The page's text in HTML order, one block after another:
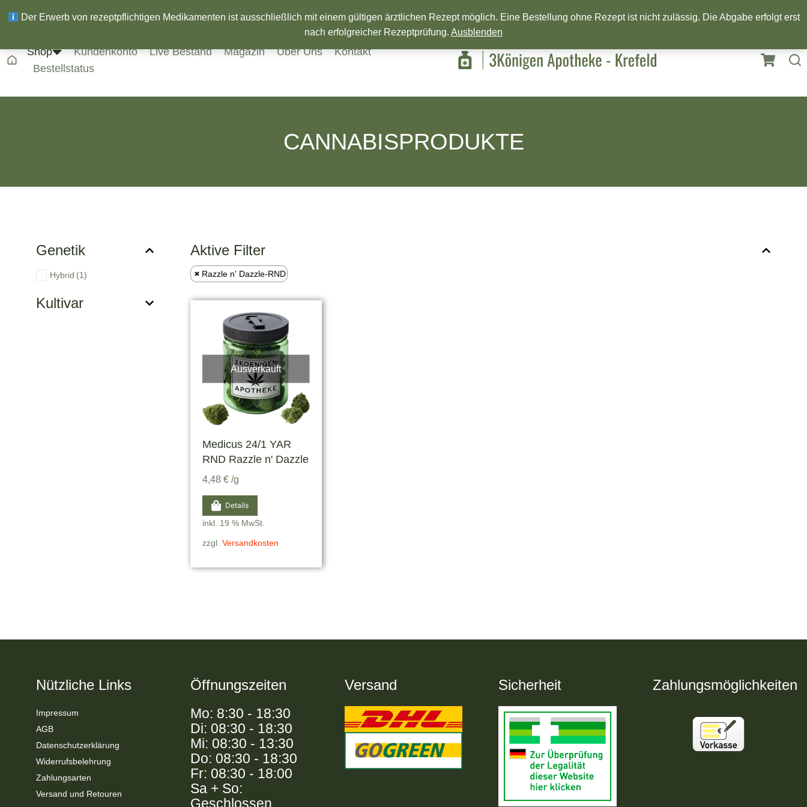
Wir wünschen ein Frohes neues Jahr!
Shop Kundenkonto Live Bestand Magazin Über Uns
Kontakt
Bestellstatus
CANNABISPRODUKTE
Genetik
Hybrid (1)
Kultivar
Aktive Filter
Razzle n' Dazzle-RND
Ausverkauft
Medicus 24/1 YAR
RND Razzle n' Dazzle
4,48 €/g
Details
inkl. 19 % MwSt.
zzgl. Versandkosten
Nützliche Links
Impressum
AGB
Datenschutzerklärung
Widerrufsbelehrung
Zahlungsarten
Versand und Retouren
Öffnungszeiten
Mo: 8:30 - 18:30
Di: 08:30 - 18:30
Mi: 08:30 - 13:30
Do: 08:30 - 18:30
Fr: 08:30 - 18:00
Sa + So:
Geschlossen
Versand Sicherheit Zahlungsmöglichkeiten
Der Erwerb von rezeptpflichtigen Medikamenten ist ausschließlich mit einem gültigen ärztlichen Rezept möglich. Eine Bestellung ohne Rezept ist nicht zulässig. Die Abgabe erfolgt erst
nach erfolgreicher Rezeptprüfung. Ausblenden